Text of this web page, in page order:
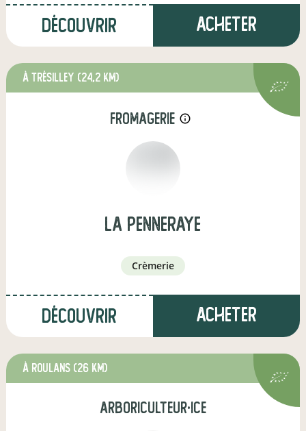
Découvrir Acheter
à Trésilley (24,2 km)
fromagerie info_outline
La Penneraye
crèmerie
Découvrir Acheter
à Roulans (26 km)
arboriculteur·ice